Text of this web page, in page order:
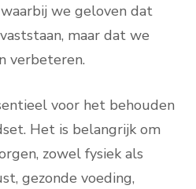
we geloven dat
maar dat we
verbeteren.
voor het behouden
Het is belangrijk om
zowel fysiek als
gezonde voeding,